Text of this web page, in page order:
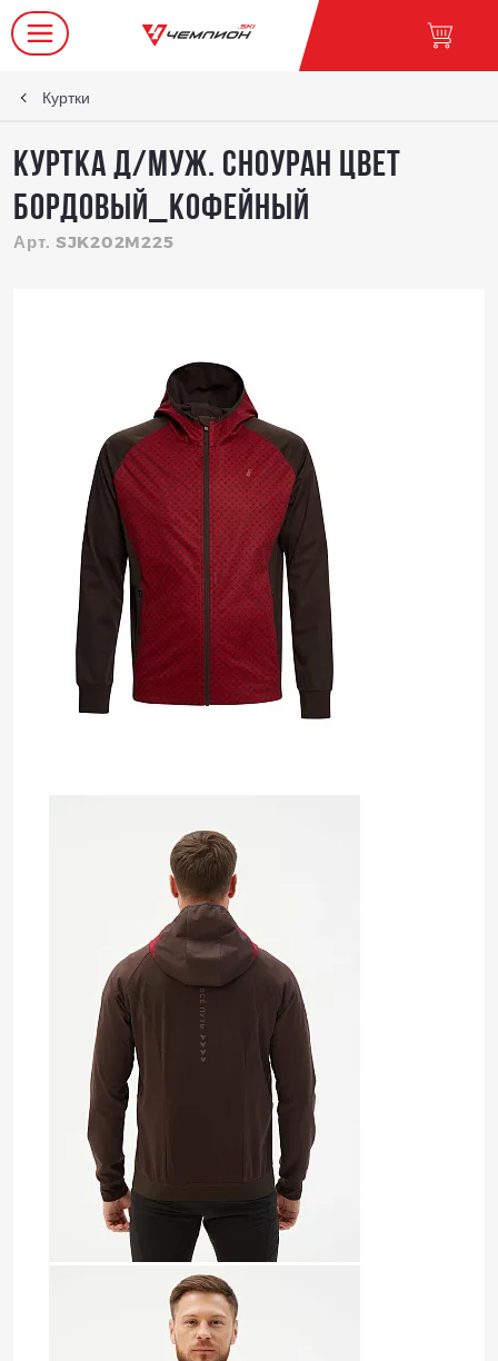
Куртки
Куртка д/муж. СноуРан цвет
бордовый_кофейный
Арт. SJK202M225